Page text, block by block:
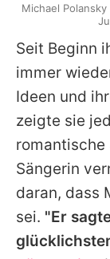
Seit Beginn
immer
Ideen und
zeigte sie
romantische
Sängerin
daran, dass
sei. "Er
Michael